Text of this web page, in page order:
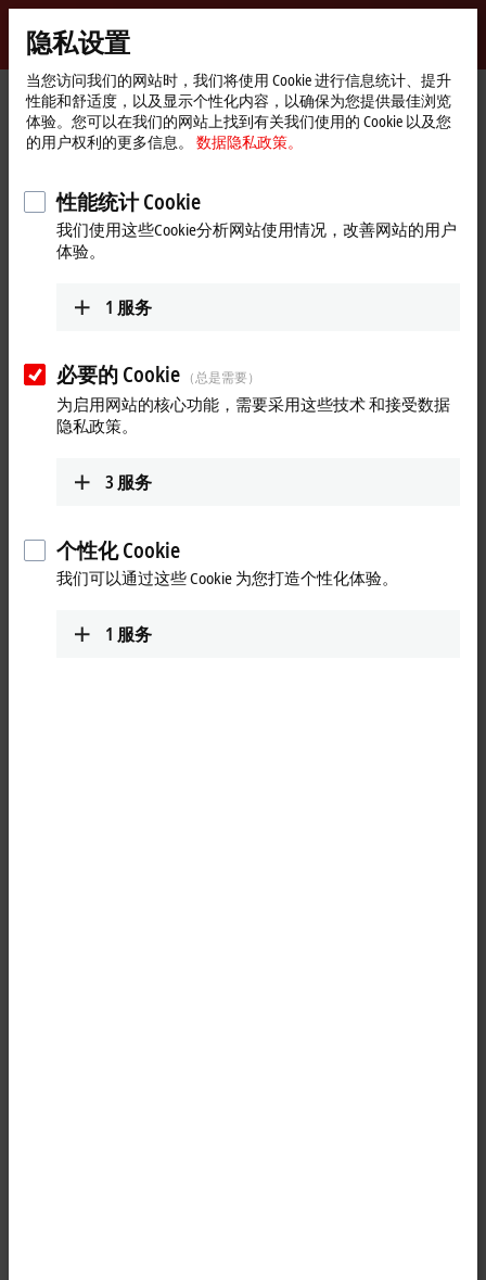
Beckhoff
-
自
动
化
技
术
Start
page
公司简介 全球业务 哥伦比亚 Sentronic S.A.S.
Sentronic S.A.S., 哥伦比亚
地址和联系方式
Sentronic S.A.S.
Cra 62 103-44 Office 605
Bogotá
哥伦比亚
+57 315 3574999
www.sentronic.com.co
+57 315 3574999
tecnico10@sentronic.com.co
隐私设置
当您访问我们的网站时，我们将使用 Cookie 进行信息统计、提升
性能和舒适度，以及显示个性化内容，以确保为您提供最佳浏览
体验。您可以在我们的网站上找到有关我们使用的 Cookie 以及您
的用户权利的更多信息。
数据隐私政策。
性能统计 Cookie
我们使用这些Cookie分析网站使用情况，改善网站的用户
体验。
1 服务
必要的 Cookie （总是需要）
为启用网站的核心功能，需要采用这些技术 和接受数据
隐私政策。
3 服务
个性化 Cookie
我们可以通过这些 Cookie 为您打造个性化体验。
1 服务